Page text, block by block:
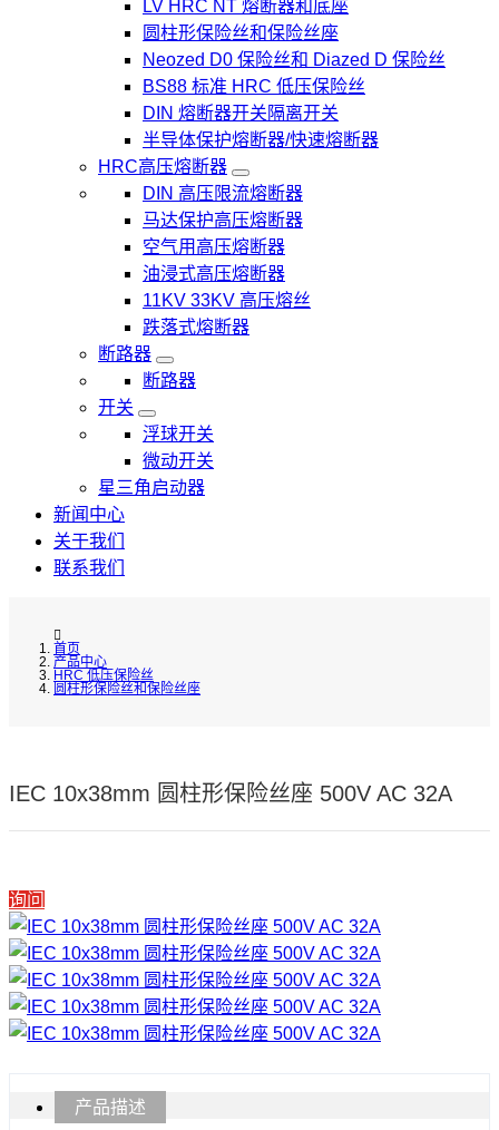
LV HRC NT 熔断器和底座
圆柱形保险丝和保险丝座
Neozed D0 保险丝和 Diazed D 保险丝
BS88 标准 HRC 低压保险丝
DIN 熔断器开关隔离开关
半导体保护熔断器/快速熔断器
HRC高压熔断器
DIN 高压限流熔断器
马达保护高压熔断器
空气用高压熔断器
油浸式高压熔断器
11KV 33KV 高压熔丝
跌落式熔断器
断路器
断路器
开关
浮球开关
微动开关
星三角启动器
新闻中心
关于我们
联系我们
首页
产品中心
HRC 低压保险丝
圆柱形保险丝和保险丝座
IEC 10x38mm 圆柱形保险丝座 500V AC 32A
询问
产品描述